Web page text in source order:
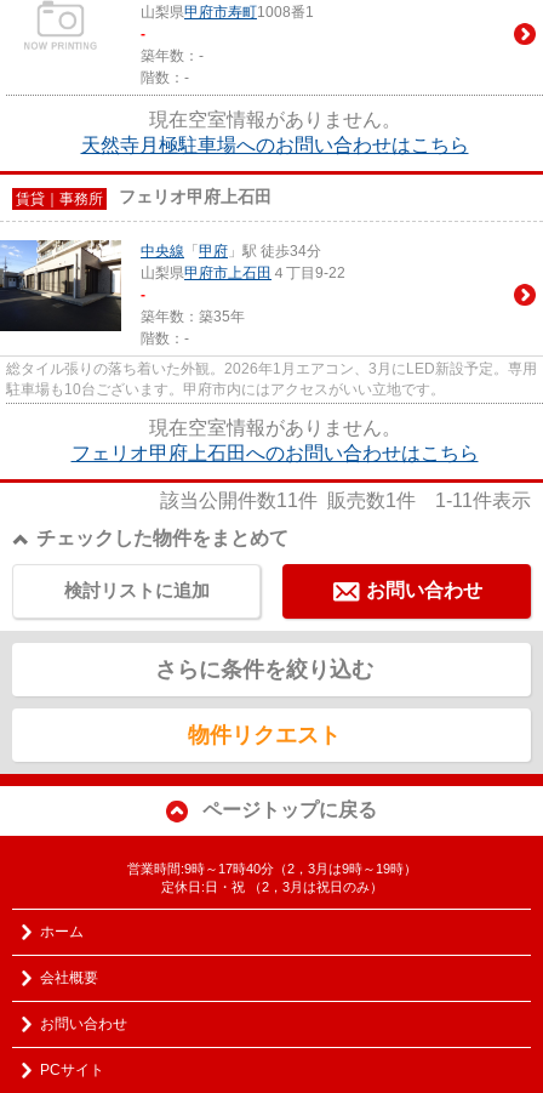
山梨県甲府市寿町1008番1
-
築年数：-
階数：-
現在空室情報がありません。
天然寺月極駐車場へのお問い合わせはこちら
賃貸｜事務所 フェリオ甲府上石田
中央線 「 甲府 」駅 徒歩34分
山梨県甲府市上石田 ４丁目9-22
-
築年数：築35年
階数：-
総タイル張りの落ち着いた外観。2026年1月エアコン、3月にLED新設予定。専用
駐車場も10台ございます。甲府市内にはアクセスがいい立地です。
現在空室情報がありません。
フェリオ甲府上石田へのお問い合わせはこちら
該当公開件数11件 販売数1件 1-11件表示
チェックした物件をまとめて
お問い合わせ
検討リストに追加
さらに条件を絞り込む
物件リクエスト
ページトップに戻る
営業時間:9時～17時40分（2，3月は9時～19時）
定休日:日・祝 （2，3月は祝日のみ）
ホーム
会社概要
お問い合わせ
PCサイト